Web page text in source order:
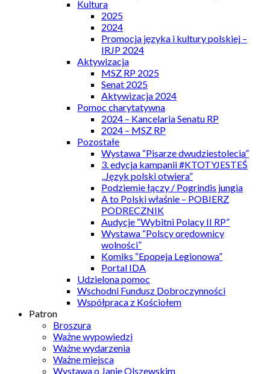
Kultura
2025
2024
Promocja języka i kultury polskiej –
IRJP 2024
Aktywizacja
MSZ RP 2025
Senat 2025
Aktywizacja 2024
Pomoc charytatywna
2024 – Kancelaria Senatu RP
2024 – MSZ RP
Pozostałe
Wystawa “Pisarze dwudziestolecia”
3. edycja kampanii #KTOTYJESTEŚ
„Język polski otwiera”
Podziemie łączy / Pogrindis jungia
A to Polski właśnie – POBIERZ
PODRECZNIK
Audycje “Wybitni Polacy II RP”
Wystawa “Polscy orędownicy
wolności”
Komiks “Epopeja Legionowa”
Portal IDA
Udzielona pomoc
Wschodni Fundusz Dobroczynności
Współpraca z Kościołem
Patron
Broszura
Ważne wypowiedzi
Ważne wydarzenia
Ważne miejsca
Wystawa o Janie Olszewskim